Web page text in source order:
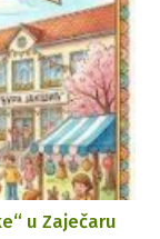
u Zaječaru